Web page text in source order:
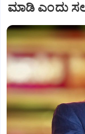
ಮಾಡಿ ಎಂದು